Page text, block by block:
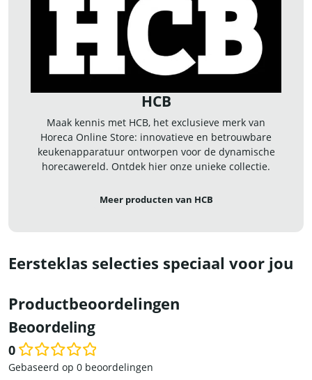
HCB
Maak kennis met HCB, het exclusieve merk van
Horeca Online Store: innovatieve en betrouwbare
keukenapparatuur ontworpen voor de dynamische
horecawereld. Ontdek hier onze unieke collectie.
Meer producten van HCB
Eersteklas selecties speciaal voor jou
Productbeoordelingen
Beoordeling
0
Waardering
Gebaseerd op 0 beoordelingen